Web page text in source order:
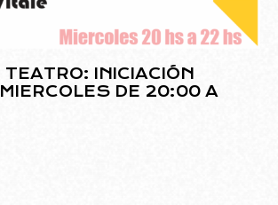
INICIACIÓN
DE 20:00 A